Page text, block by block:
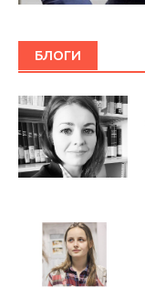
БЛОГИ